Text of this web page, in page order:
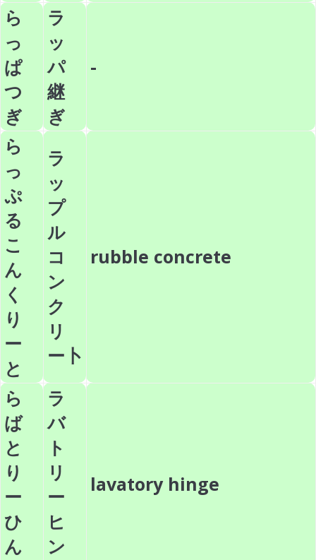
ら
っ
ぱ
つ
ぎ
ラ
ッ
パ
継
ぎ
-
ら
っ
ぷ
る
こ
ん
く
り
ー
と
ラ
ッ
プ
ル
コ
ン
ク
リ
ー卜
rubble concrete
ら
ば
と
り
ー
ひ
ん
ラ
バ
ト
リ
ー
ヒ
ン
lavatory hinge